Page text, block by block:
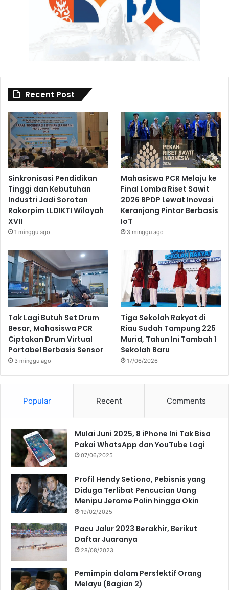
Recent Post
Sinkronisasi Pendidikan
Tinggi dan Kebutuhan
Industri Jadi Sorotan
Rakorpim LLDIKTI Wilayah
XVII
1 minggu ago
Mahasiswa PCR Melaju ke
Final Lomba Riset Sawit
2026 BPDP Lewat Inovasi
Keranjang Pintar Berbasis
IoT
3 minggu ago
Tak Lagi Butuh Set Drum
Besar, Mahasiswa PCR
Ciptakan Drum Virtual
Portabel Berbasis Sensor
3 minggu ago
Tiga Sekolah Rakyat di
Riau Sudah Tampung 225
Murid, Tahun Ini Tambah 1
Sekolah Baru
17/06/2026
Popular Recent Comments
Mulai Juni 2025, 8 iPhone Ini Tak Bisa
Pakai WhatsApp dan YouTube Lagi
07/06/2025
Profil Hendy Setiono, Pebisnis yang
Diduga Terlibat Pencucian Uang
Menipu Jerome Polin hingga Okin
19/02/2025
Pacu Jalur 2023 Berakhir, Berikut
Daftar Juaranya
28/08/2023
Pemimpin dalam Persfektif Orang
Melayu (Bagian 2)